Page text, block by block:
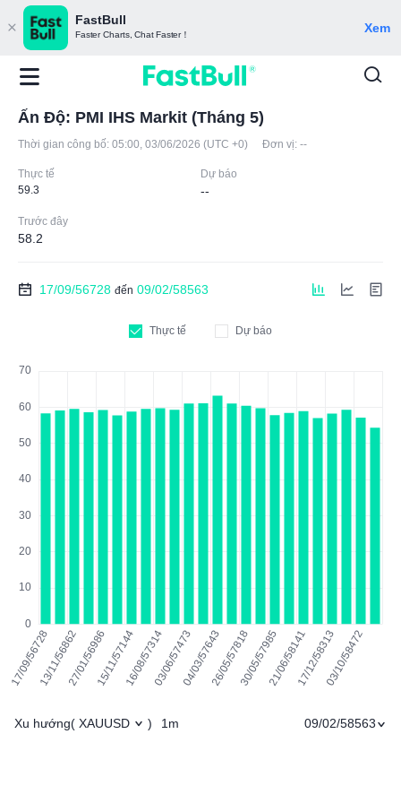
FastBull
Faster Charts, Chat Faster！ Xem
Ấn Độ: PMI IHS Markit (Tháng 5)
Thời gian công bố: 05:00, 03/06/2026 (UTC +0) Đơn vị: --
Thực tế
59.3
Dự báo
--
Trước đây
58.2
17/09/56728 đến 09/02/58563
Thực tế Dự báo
Xu hướng( XAUUSD ) 1m 09/02/58563